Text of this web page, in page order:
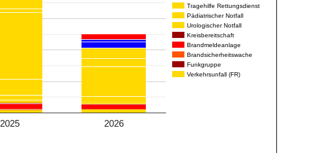
Tragehilfe Rettungsdienst
Pädiatrischer Notfall
Urologischer Notfall
Kreisbereitschaft
Brandmeldeanlage
Brandsicherheitswache
Funkgruppe
Verkehrsunfall (FR)
2025 2026